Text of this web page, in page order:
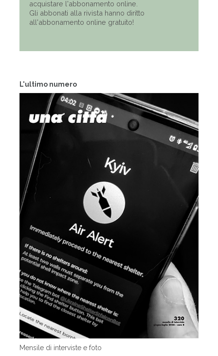
L'ultimo numero
Mensile di interviste e foto
acquistare l'abbonamento online.
Gli abbonati alla rivista hanno diritto
all'abbonamento online gratuito!